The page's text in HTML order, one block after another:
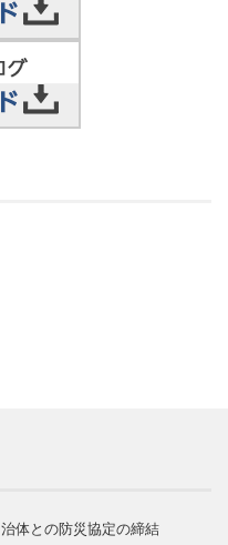
体との防災協定の締結